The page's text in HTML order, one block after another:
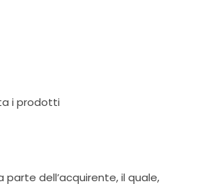
i prodotti
dell’acquirente, il quale,